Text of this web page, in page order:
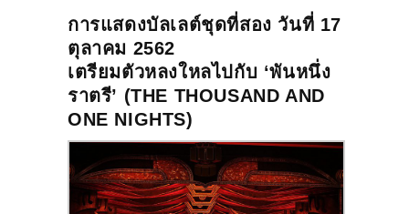
การแสดงบัลเลต์ชุดที่สอง วันที่ 17
ตุลาคม 2562
เตรียมตัวหลงใหลไปกับ ‘พันหนึ่ง
ราตรี’ (THE THOUSAND AND
ONE NIGHTS)